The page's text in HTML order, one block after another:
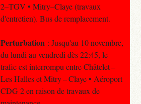
2–TGV • Mitry–Claye (travaux
d'entretien). Bus de remplacement.
Perturbation : Jusqu'au 10 novembre,
du lundi au vendredi dès 22:45, le
trafic est interrompu entre Châtelet –
Les Halles et Mitry – Claye • Aéroport
CDG 2 en raison de travaux de